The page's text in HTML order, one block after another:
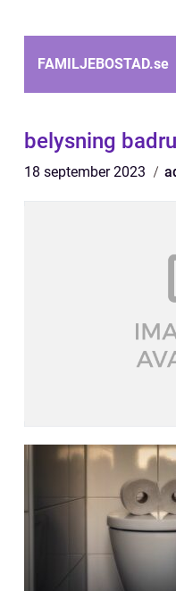
FAMILJEBOSTAD.se
belysning
18 september 2023